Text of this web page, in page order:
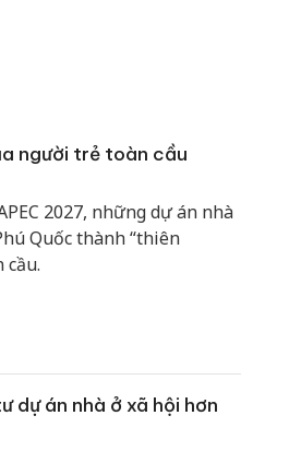
người trẻ toàn cầu
2027, những dự án nhà
Quốc thành “thiên
dự án nhà ở xã hội hơn